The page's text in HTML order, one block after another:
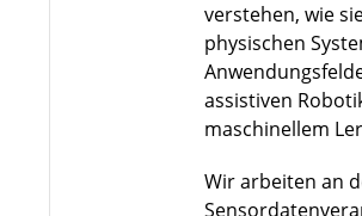
verstehen, wie
physischen
assistiven
maschinellem
Wir arbeiten an